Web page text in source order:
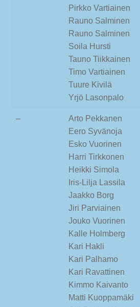
Pirkko Vartiainen
Rauno Salminen
Rauno Salminen
Soila Hursti
Tauno Tiikkainen
Timo Vartiainen
Tuure Kivilä
Yrjö Lasonpalo
–
Arto Pekkanen
Eero Syvänoja
Esko Vuorinen
Harri Tirkkonen
Heikki Simola
Iris-Lilja Lassila
Jaakko Borg
Jiri Parviainen
Jouko Vuorinen
Kalle Holmberg
Kari Hakli
Kari Palhamo
Kari Ravattinen
Kimmo Kaivanto
Matti Kuoppamäki